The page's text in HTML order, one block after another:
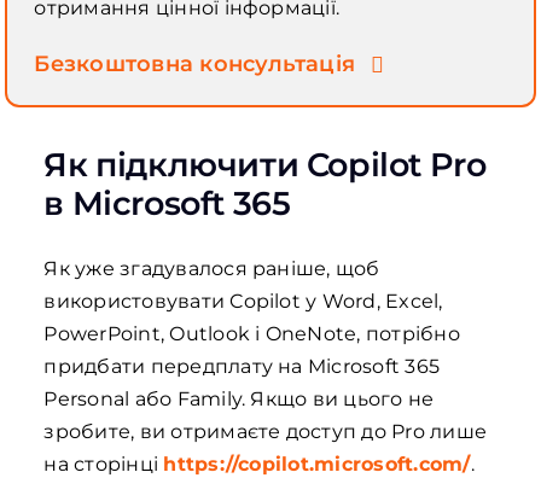
отримання цінної інформації.
Безкоштовна консультація
Як підключити Copilot Pro
в Microsoft 365
Як уже згадувалося раніше, щоб
використовувати Copilot у Word, Excel,
PowerPoint, Outlook і OneNote, потрібно
придбати передплату на Microsoft 365
Personal або Family. Якщо ви цього не
зробите, ви отримаєте доступ до Pro лише
на сторінці https://copilot.microsoft.com/.